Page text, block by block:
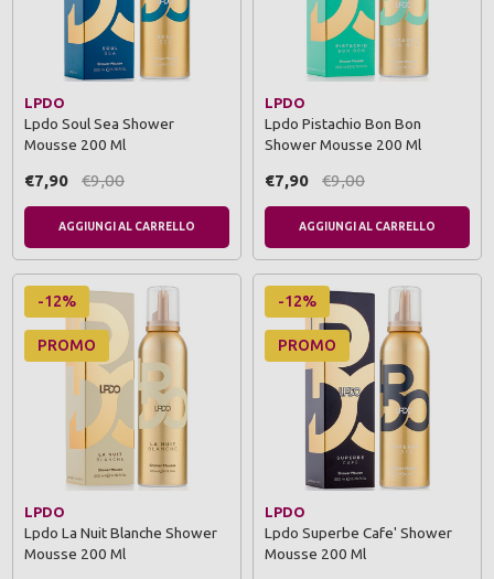
LPDO
Lpdo Soul Sea Shower
Mousse 200 Ml
€7,90 €9,00
AGGIUNGI AL CARRELLO
LPDO
Lpdo Pistachio Bon Bon
Shower Mousse 200 Ml
€7,90 €9,00
AGGIUNGI AL CARRELLO
-12%
PROMO
LPDO
Lpdo La Nuit Blanche Shower
Mousse 200 Ml
-12%
PROMO
LPDO
Lpdo Superbe Cafe' Shower
Mousse 200 Ml